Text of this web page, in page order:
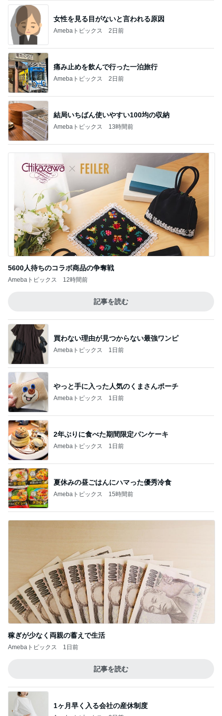
女性を見る目がないと言われる原因
Amebaトピックス 2日前
痛み止めを飲んで行った一泊旅行
Amebaトピックス 2日前
結局いちばん使いやすい100均の収納
Amebaトピックス 13時間前
5600人待ちのコラボ商品の争奪戦
Amebaトピックス 12時間前
記事を読む
買わない理由が見つからない最強ワンピ
Amebaトピックス 1日前
やっと手に入った人気のくまさんポーチ
Amebaトピックス 1日前
2年ぶりに食べた期間限定パンケーキ
Amebaトピックス 1日前
夏休みの昼ごはんにハマった優秀冷食
Amebaトピックス 15時間前
稼ぎが少なく両親の蓄えで生活
Amebaトピックス 1日前
記事を読む
1ヶ月早く入る会社の産休制度